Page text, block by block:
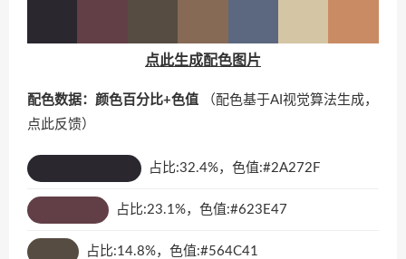
点此生成配色图片
配色数据：颜色百分比+色值 （配色基于AI视觉算法生成，
点此反馈）
占比:32.4%，色值:#2A272F
占比:23.1%，色值:#623E47
占比:14.8%，色值:#564C41